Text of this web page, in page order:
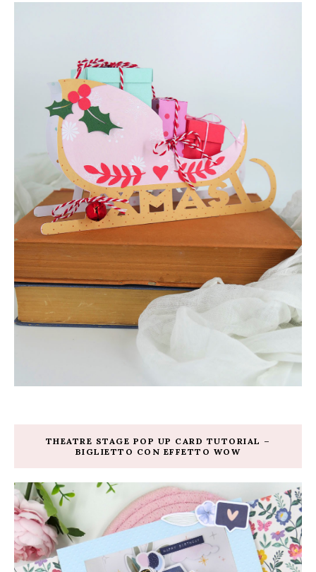
THEATRE STAGE POP UP CARD TUTORIAL –
BIGLIETTO CON EFFETTO WOW